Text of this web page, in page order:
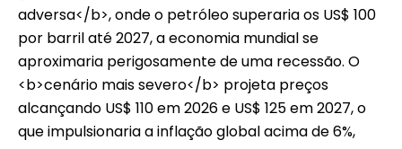
adversa</b>, onde o petróleo superaria os US$ 100
por barril até 2027, a economia mundial se
aproximaria perigosamente de uma recessão. O
<b>cenário mais severo</b> projeta preços
alcançando US$ 110 em 2026 e US$ 125 em 2027, o
que impulsionaria a inflação global acima de 6%,